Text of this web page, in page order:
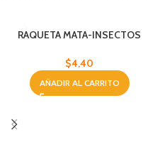
RAQUETA MATA-INSECTOS
$4,40
AÑADIR AL CARRITO